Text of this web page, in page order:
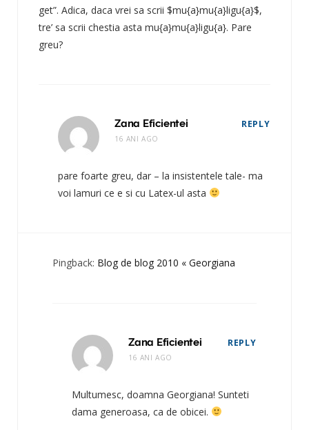
get”. Adica, daca vrei sa scrii $mu{a}mu{a}ligu{a}$,
tre’ sa scrii chestia asta mu{a}mu{a}ligu{a}. Pare
greu?
Zana Eficientei
16 ANI AGO
REPLY
pare foarte greu, dar – la insistentele tale- ma
voi lamuri ce e si cu Latex-ul asta
Pingback: Blog de blog 2010 « Georgiana
Zana Eficientei
16 ANI AGO
REPLY
Multumesc, doamna Georgiana! Sunteti
dama generoasa, ca de obicei.